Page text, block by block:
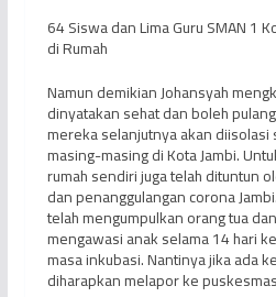
64 Siswa dan Lima Guru SMAN 1
di Rumah
Namun demikian Johansyah
dinyatakan sehat dan boleh
mereka selanjutnya akan diisolasi
masing-masing di Kota Jambi.
rumah sendiri juga telah dituntun
dan penanggulangan corona
telah mengumpulkan orang tua
mengawasi anak selama 14 hari
masa inkubasi. Nantinya jika ada
diharapkan melapor ke